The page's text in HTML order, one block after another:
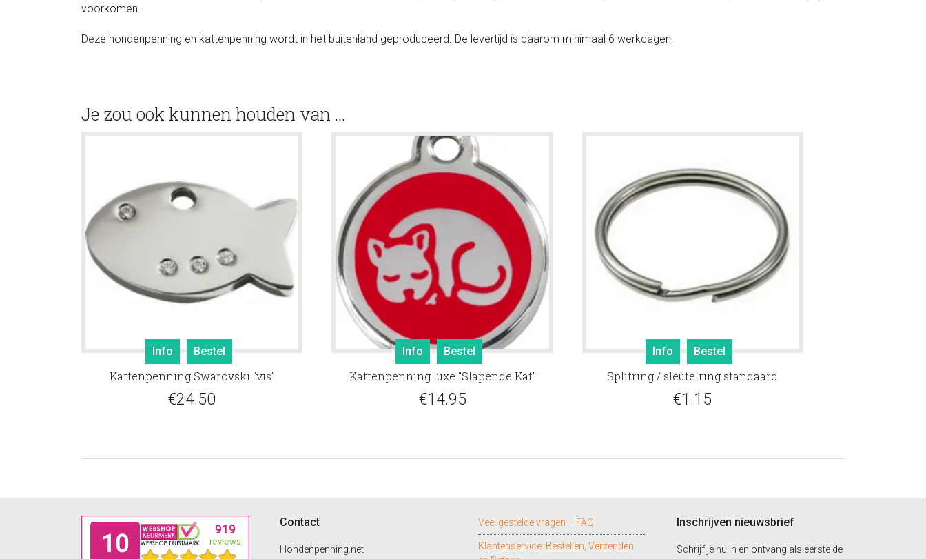
voorkomen.
Deze hondenpenning en kattenpenning wordt in het buitenland geproduceerd. De levertijd is daarom minimaal 6 werkdagen.
Je zou ook kunnen houden van …
Info Bestel
Kattenpenning Swarovski “vis”
€24.50
Info Bestel
Kattenpenning luxe “Slapende Kat”
€14.95
Info Bestel
Splitring / sleutelring standaard
€1.15
Contact
Hondenpenning.net
Veel gestelde vragen – FAQ
Klantenservice: Bestellen, Verzenden
Inschrijven nieuwsbrief
Schrijf je nu in en ontvang als eerste de